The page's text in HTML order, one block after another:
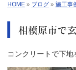
HOME » ブログ » 施工事
相模原市で
コンクリートで下地